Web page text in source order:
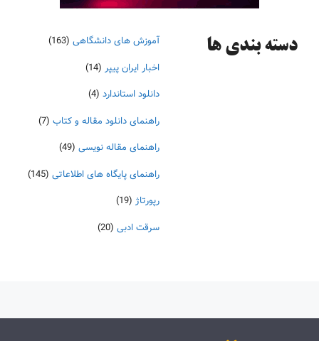
دسته‌ بندی ها آموزش های دانشگاهی (163)
اخبار ایران پیپر (14)
دانلود استاندارد (4)
راهنمای دانلود مقاله و کتاب (7)
راهنمای مقاله نویسی (49)
راهنمای پایگاه های اطلاعاتی (145)
رپورتاژ (19)
سرقت ادبی (20)